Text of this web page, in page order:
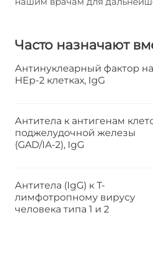
Часто назначают
Антинуклеарный фактор на
HEp-2 клетках, IgG
Антитела к антигенам
поджелудочной железы
(GAD/IA-2), IgG
Антитела (IgG) к Т-
лимфотропному вирусу
человека типа 1 и 2